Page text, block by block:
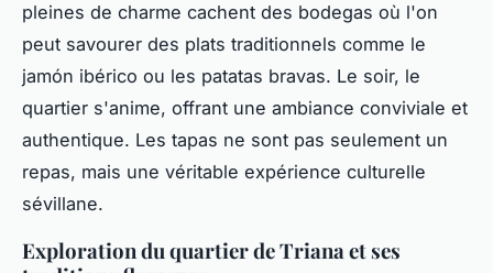
pleines de charme cachent des bodegas où l'on
peut savourer des plats traditionnels comme le
jamón ibérico ou les patatas bravas. Le soir, le
quartier s'anime, offrant une ambiance conviviale et
authentique. Les tapas ne sont pas seulement un
repas, mais une véritable expérience culturelle
sévillane.
Exploration du quartier de Triana et ses